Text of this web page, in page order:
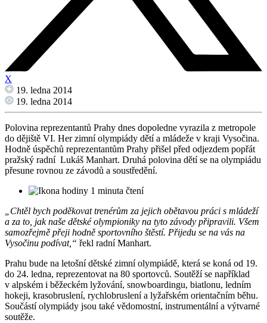
X
19. ledna 2014
19. ledna 2014
Polovina reprezentantů Prahy dnes dopoledne vyrazila z metropole
do dějiště VI. Her zimní olympiády dětí a mládeže v kraji Vysočina.
Hodně úspěchů reprezentantům Prahy přišel před odjezdem popřát
pražský radní Lukáš Manhart. Druhá polovina dětí se na olympiádu
přesune rovnou ze závodů a soustředění.
1 minuta čtení
„Chtěl bych poděkovat trenérům za jejich obětavou práci s mládeží
a za to, jak naše dětské olympioniky na tyto závody připravili. Všem
samozřejmě přeji hodně sportovního štěstí. Přijedu se na vás na
Vysočinu podívat,“ řekl radní Manhart.
Prahu bude na letošní dětské zimní olympiádě, která se koná od 19.
do 24. ledna, reprezentovat na 80 sportovců. Soutěží se například
v alpském i běžeckém lyžování, snowboardingu, biatlonu, ledním
hokeji, krasobruslení, rychlobruslení a lyžařském orientačním běhu.
Součástí olympiády jsou také vědomostní, instrumentální a výtvarné
soutěže.